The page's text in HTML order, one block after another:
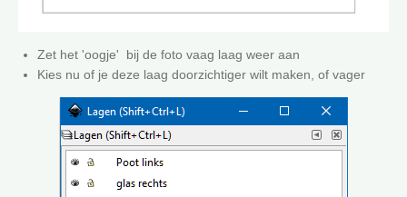
Zet het 'oogje' bij de foto vaag laag weer aan
Kies nu of je deze laag doorzichtiger wilt maken, of vager